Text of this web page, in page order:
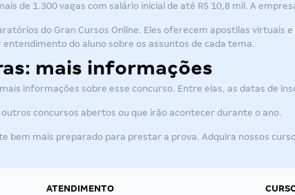
de 1.300 vagas com salário inicial de até R$ 10,8 mil. A
do Gran Cursos Online. Eles oferecem apostilas virtuais
do aluno sobre os assuntos de cada tema.
mais informações
informações sobre esse concurso. Entre elas, as datas de
concursos abertos ou que irão acontecer durante o ano.
bem mais preparado para prestar a prova. Adquira nossos
ATENDIMENTO